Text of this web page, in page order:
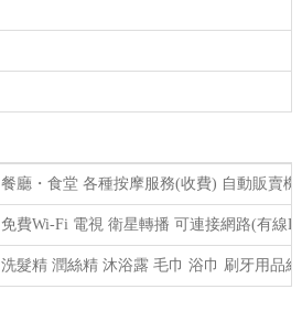
餐廳・食堂 各種按摩服務(收費) 自動販賣
免費Wi-Fi 電視 衛星轉播 可連接網路(有線
洗髮精 潤絲精 沐浴露 毛巾 浴巾 刷牙用品